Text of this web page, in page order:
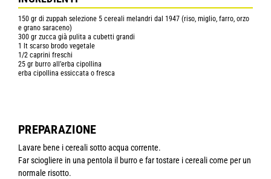
150 gr di zuppah selezione 5 cereali melandri dal 1947 (riso, miglio, farro, orzo
e grano saraceno)
300 gr zucca già pulita a cubetti grandi
1 lt scarso brodo vegetale
1/2 caprini freschi
25 gr burro all’erba cipollina
erba cipollina essiccata o fresca
PREPARAZIONE
Lavare bene i cereali sotto acqua corrente.
Far sciogliere in una pentola il burro e far tostare i cereali come per un
normale risotto.